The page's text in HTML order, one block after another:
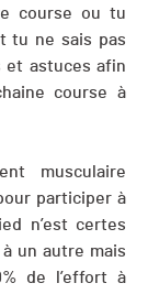
course ou tu
tu ne sais pas
et astuces afin
course à
musculaire
participer à
n’est certes
un autre mais
de l’effort à